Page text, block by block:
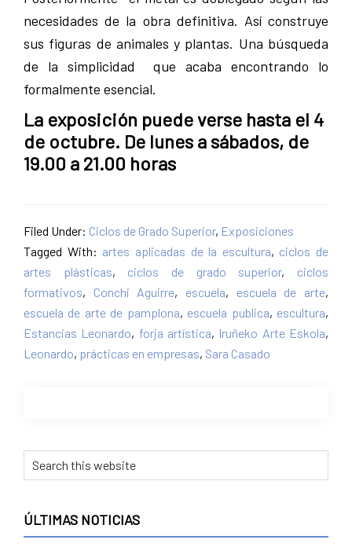
necesidades de la obra definitiva. Así construye
sus figuras de animales y plantas. Una búsqueda
de la simplicidad que acaba encontrando lo
formalmente esencial.
La exposición puede verse hasta el 4
de octubre. De lunes a sábados, de
19.00 a 21.00 horas
Filed Under: Ciclos de Grado Superior, Exposiciones
Tagged With: artes aplicadas de la escultura, ciclos de
artes plásticas, ciclos de grado superior, ciclos
formativos, Conchi Aguirre, escuela, escuela de arte,
escuela de arte de pamplona, escuela publica, escultura,
Estancias Leonardo, forja artística, Iruñeko Arte Eskola,
Leonardo, prácticas en empresas, Sara Casado
Primary
Sidebar
Search
this
ÚLTIMAS NOTICIAS